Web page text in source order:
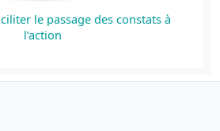
le passage des constats à
l’action